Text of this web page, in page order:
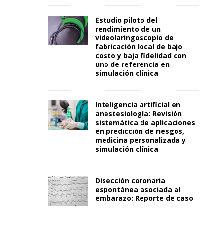
Estudio piloto del
rendimiento de un
videolaringoscopio de
fabricación local de bajo
costo y baja fidelidad con
uno de referencia en
simulación clínica
Inteligencia artificial en
anestesiología: Revisión
sistemática de aplicaciones
en predicción de riesgos,
medicina personalizada y
simulación clínica
Disección coronaria
espontánea asociada al
embarazo: Reporte de caso